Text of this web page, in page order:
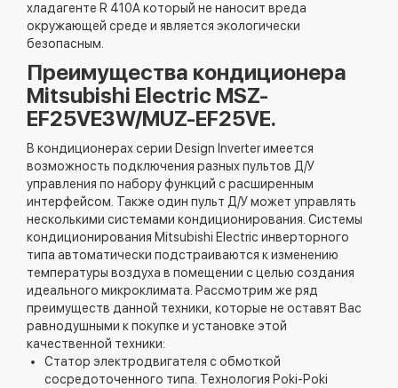
хладагенте R 410A который не наносит вреда
окружающей среде и является экологически
безопасным.
Преимущества кондиционера
Mitsubishi Electric MSZ-
EF25VE3W/MUZ-EF25VE.
В кондиционерах серии Design Inverter имеется
возможность подключения разных пультов Д/У
управления по набору функций с расширенным
интерфейсом. Также один пульт Д/У может управлять
несколькими системами кондиционирования. Системы
кондиционирования Mitsubishi Electric инверторного
типа автоматически подстраиваются к изменению
температуры воздуха в помещении с целью создания
идеального микроклимата. Рассмотрим же ряд
преимуществ данной техники, которые не оставят Вас
равнодушными к покупке и установке этой
качественной техники:
Статор электродвигателя с обмоткой
сосредоточенного типа. Технология Poki-Poki